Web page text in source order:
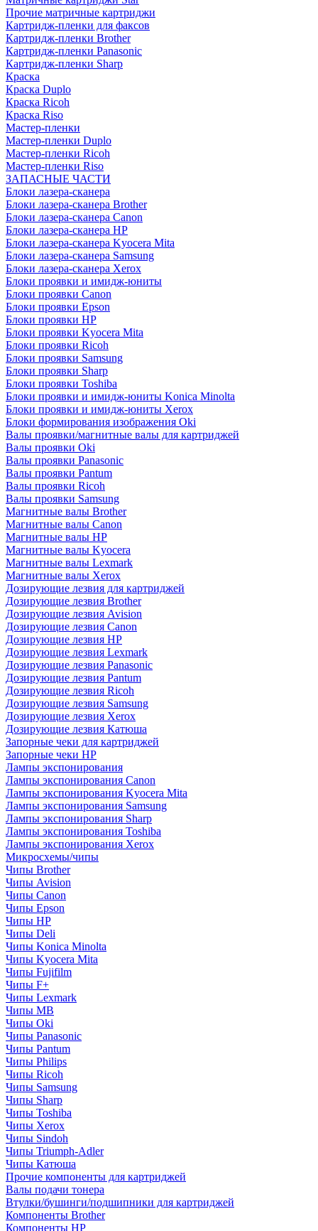
Прочие матричные картриджи
Картридж-пленки для факсов
Картридж-пленки Brother
Картридж-пленки Panasonic
Картридж-пленки Sharp
Краска
Краска Duplo
Краска Ricoh
Краска Riso
Мастер-пленки
Мастер-пленки Duplo
Мастер-пленки Ricoh
Мастер-пленки Riso
ЗАПАСНЫЕ ЧАСТИ
Блоки лазера-сканера
Блоки лазера-сканера Brother
Блоки лазера-сканера Canon
Блоки лазера-сканера HP
Блоки лазера-сканера Kyocera Mita
Блоки лазера-сканера Samsung
Блоки лазера-сканера Xerox
Блоки проявки и имидж-юниты
Блоки проявки Canon
Блоки проявки Epson
Блоки проявки HP
Блоки проявки Kyocera Mita
Блоки проявки Ricoh
Блоки проявки Samsung
Блоки проявки Sharp
Блоки проявки Toshiba
Блоки проявки и имидж-юниты Konica Minolta
Блоки проявки и имидж-юниты Xerox
Блоки формирования изображения Oki
Валы проявки/магнитные валы для картриджей
Валы проявки Oki
Валы проявки Panasonic
Валы проявки Pantum
Валы проявки Ricoh
Валы проявки Samsung
Магнитные валы Brother
Магнитные валы Canon
Магнитные валы HP
Магнитные валы Kyocera
Магнитные валы Lexmark
Магнитные валы Xerox
Дозирующие лезвия для картриджей
Дозирующие лезвия Brother
Дозирующие лезвия Avision
Дозирующие лезвия Canon
Дозирующие лезвия HP
Дозирующие лезвия Lexmark
Дозирующие лезвия Panasonic
Дозирующие лезвия Pantum
Дозирующие лезвия Ricoh
Дозирующие лезвия Samsung
Дозирующие лезвия Xerox
Дозирующие лезвия Катюша
Запорные чеки для картриджей
Запорные чеки HP
Лампы экспонирования
Лампы экспонирования Canon
Лампы экспонирования Kyocera Mita
Лампы экспонирования Samsung
Лампы экспонирования Sharp
Лампы экспонирования Toshiba
Лампы экспонирования Xerox
Микросхемы/чипы
Чипы Brother
Чипы Avision
Чипы Canon
Чипы Epson
Чипы HP
Чипы Deli
Чипы Konica Minolta
Чипы Kyocera Mita
Чипы Fujifilm
Чипы F+
Чипы Lexmark
Чипы MB
Чипы Oki
Чипы Panasonic
Чипы Pantum
Чипы Philips
Чипы Ricoh
Чипы Samsung
Чипы Sharp
Чипы Toshiba
Чипы Xerox
Чипы Sindoh
Чипы Triumph-Adler
Чипы Катюша
Прочие компоненты для картриджей
Валы подачи тонера
Втулки/бушинги/подшипники для картриджей
Компоненты Brother
Компоненты HP